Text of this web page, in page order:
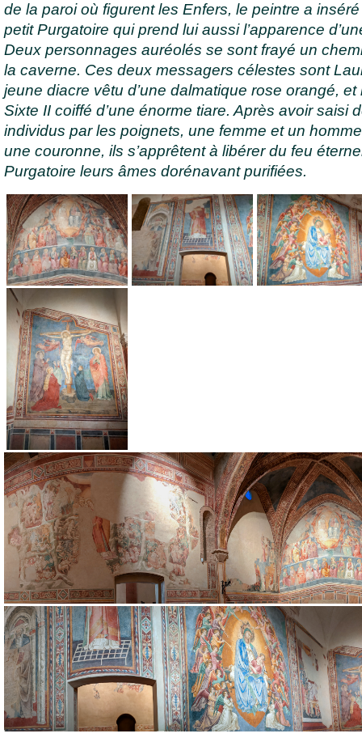
de la paroi où figurent les Enfers, le peintre a
petit Purgatoire qui prend lui aussi l’apparence
Deux personnages auréolés se sont frayé un
la caverne. Ces deux messagers célestes sont
jeune diacre vêtu d’une dalmatique rose orangé, et
Sixte II coiffé d’une énorme tiare. Après avoir saisi
individus par les poignets, une femme et un
une couronne, ils s’apprêtent à libérer du feu
Purgatoire leurs âmes dorénavant purifiées.